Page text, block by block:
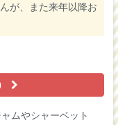
が、また来年以降お
ムやシャーベット